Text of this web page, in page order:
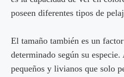
poseen diferentes tipos de
El tamaño también es un
determinado según su
pequeños y livianos que solo